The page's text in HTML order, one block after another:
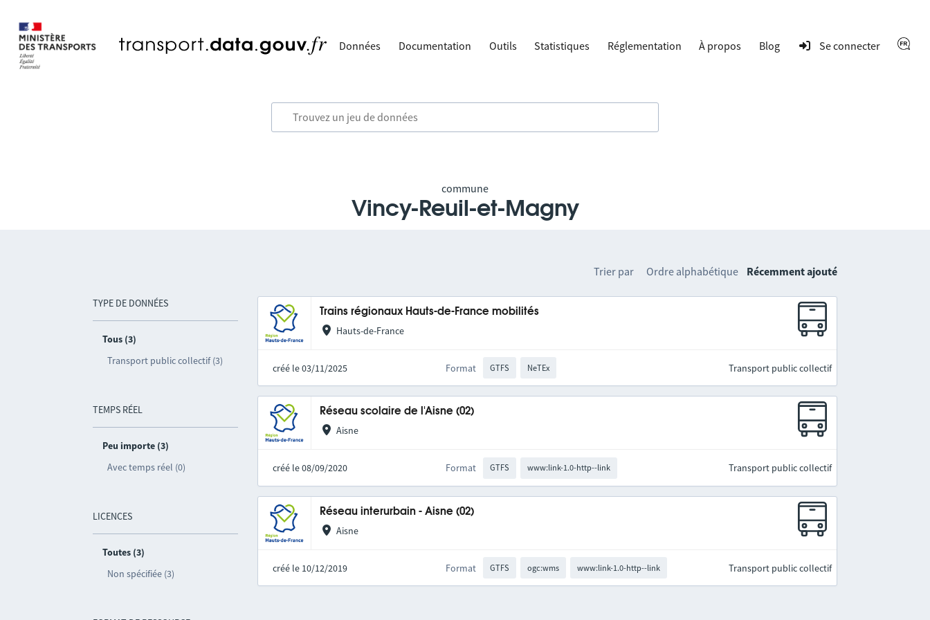
Données Documentation Outils Statistiques Réglementation À propos Blog Se connecter
commune
Vincy-Reuil-et-Magny
TYPE DE DONNÉES
Tous (3)
Transport public collectif (3)
TEMPS RÉEL
Peu importe (3)
Avec temps réel (0)
LICENCES
Toutes (3)
Non spécifiée (3)
Trier par Ordre alphabétique Récemment ajouté
Trains régionaux Hauts-de-France mobilités
Hauts-de-France
créé le 03/11/2025 Format GTFS NeTEx Transport public collectif
Réseau scolaire de l'Aisne (02)
Aisne
créé le 08/09/2020 Format GTFS www:link-1.0-http--link Transport public collectif
Réseau interurbain - Aisne (02)
Aisne
créé le 10/12/2019 Format GTFS ogc:wms www:link-1.0-http--link Transport public collectif